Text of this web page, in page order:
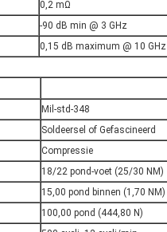
0,2 mΩ
-90 dB min @ 3 GHz
0,15 dB maximum @ 10 GHz
Mil-std-348
Soldeersel of Gefascineerd
Compressie
18/22 pond-voet (25/30 NM)
15,00 pond binnen (1,70 NM)
100,00 pond (444,80 N)